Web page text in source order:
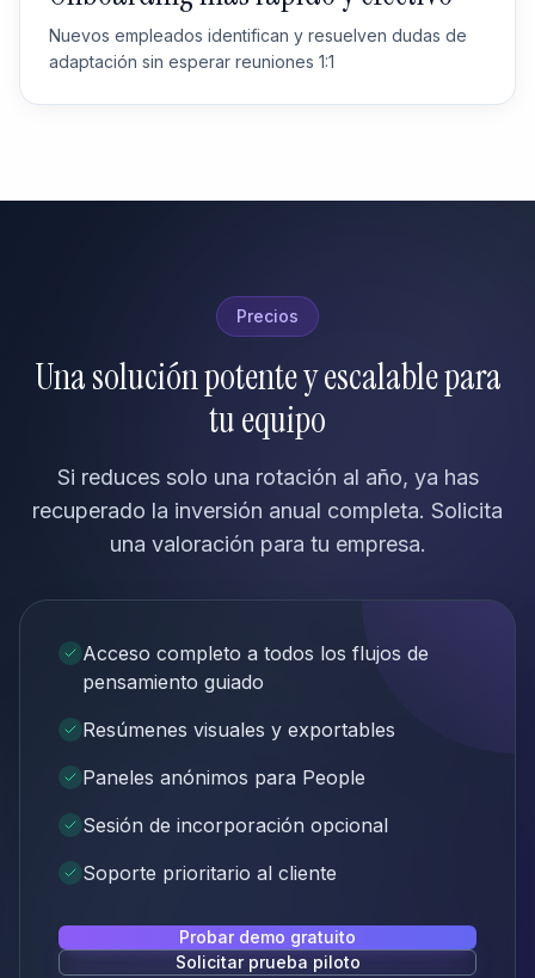
Nuevos empleados identifican y resuelven dudas de
adaptación sin esperar reuniones 1:1
Precios
Una solución potente y escalable para
tu equipo
Si reduces solo una rotación al año, ya has
recuperado la inversión anual completa. Solicita
una valoración para tu empresa.
Acceso completo a todos los flujos de
pensamiento guiado
Resúmenes visuales y exportables
Paneles anónimos para People
Sesión de incorporación opcional
Soporte prioritario al cliente
Probar demo gratuito
Solicitar prueba piloto